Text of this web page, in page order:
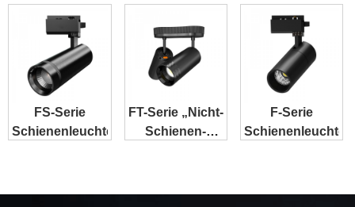
FS-Serie
Schienenleuchte
FT-Serie „Nicht-
Schienen-
F-Serie
Schienenleuchte